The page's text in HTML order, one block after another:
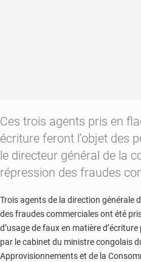
Ces trois agents pris en
écriture feront l’objet des
le directeur général de la
répression des fraudes
Trois agents de la direction générale
des fraudes commerciales ont été
d’usage de faux en matière
par le cabinet du ministre congolais
Approvisionnements et de la